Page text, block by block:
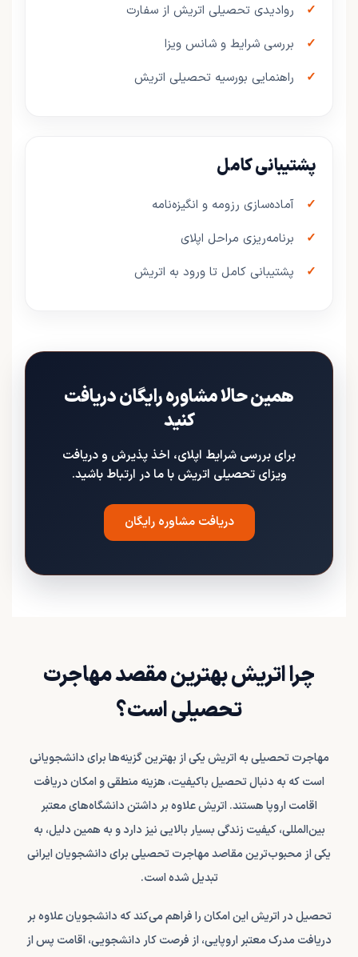
روادیدی تحصیلی اتریش از سفارت
بررسی شرایط و شانس ویزا
راهنمایی بورسیه تحصیلی اتریش
پشتیبانی کامل
آماده‌سازی رزومه و انگیزه‌نامه
برنامه‌ریزی مراحل اپلای
پشتیبانی کامل تا ورود به اتریش
همین حالا مشاوره رایگان دریافت
کنید
برای بررسی شرایط اپلای، اخذ پذیرش و دریافت
ویزای تحصیلی اتریش با ما در ارتباط باشید.
دریافت مشاوره رایگان
چرا اتریش بهترین مقصد مهاجرت
تحصیلی است؟
مهاجرت تحصیلی به اتریش یکی از بهترین گزینه‌ها برای دانشجویانی
است که به دنبال تحصیل باکیفیت، هزینه منطقی و امکان دریافت
اقامت اروپا هستند. اتریش علاوه بر داشتن دانشگاه‌های معتبر
بین‌المللی، کیفیت زندگی بسیار بالایی نیز دارد و به همین دلیل، به
یکی از محبوب‌ترین مقاصد مهاجرت تحصیلی برای دانشجویان ایرانی
تبدیل شده است.
تحصیل در اتریش این امکان را فراهم می‌کند که دانشجویان علاوه بر
دریافت مدرک معتبر اروپایی، از فرصت کار دانشجویی، اقامت پس از